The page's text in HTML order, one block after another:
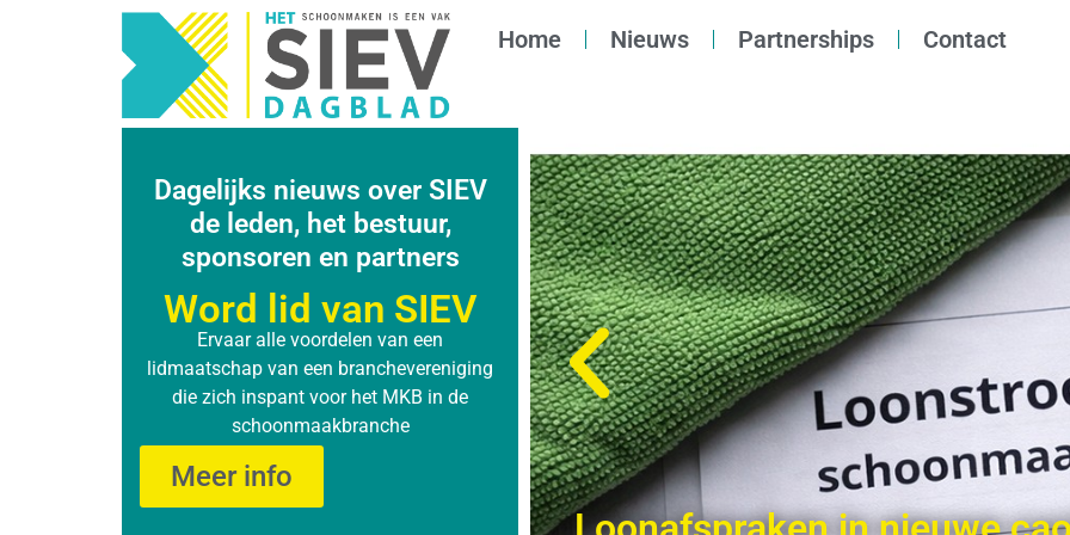
Home Nieuws Partnerships Contact
Dagelijks nieuws over SIEV
de leden, het bestuur,
sponsoren en partners
Word lid van SIEV
Ervaar alle voordelen van een
lidmaatschap van een branchevereniging
die zich inspant voor het MKB in de
schoonmaakbranche
Meer info